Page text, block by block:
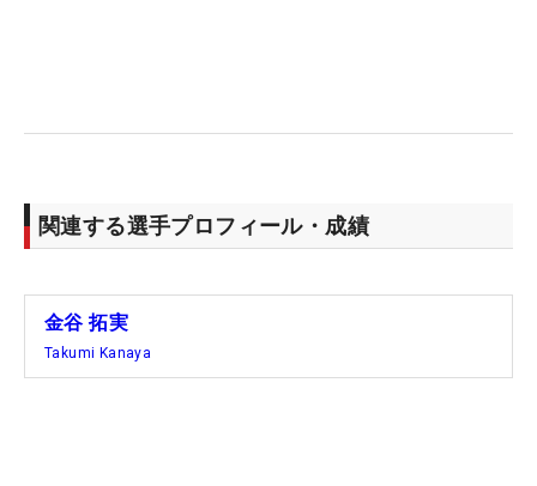
ラブでプレーしていると言っていいだろう。
なる。これで持ち球のフェードに加えて、低いドロ
ーや中弾道のストレートを打ち分ける。「学生のと
きから使いな慣れているクラブなので、自信を持っ
関連する選手プロフィール・成績
金谷 拓実
Takumi Kanaya